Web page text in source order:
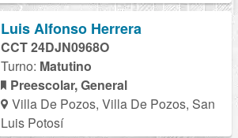
Luis Alfonso Herrera
CCT 24DJN0968O
Turno: Matutino
Preescolar, General
Villa De Pozos, Villa De Pozos, San
Luis Potosí